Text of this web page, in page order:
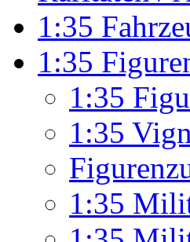
1:35
1:35
1:35
1:35
1:35